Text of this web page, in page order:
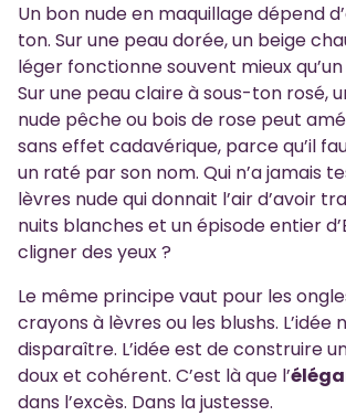
Un bon nude en maquillage dépend
ton. Sur une peau dorée, un beige
léger fonctionne souvent mieux
Sur une peau claire à sous-ton rosé,
nude pêche ou bois de rose peut
sans effet cadavérique, parce qu’il
un raté par son nom. Qui n’a jamais
lèvres nude qui donnait l’air d’avoir
nuits blanches et un épisode entier
cligner des yeux ?
Le même principe vaut pour les
crayons à lèvres ou les blushs. L’idée
disparaître. L’idée est de construire
doux et cohérent. C’est là que l’
dans l’excès. Dans la justesse.